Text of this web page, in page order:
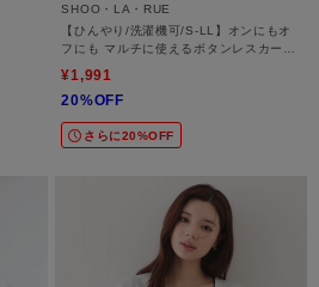
SHOO・LA・RUE
【ひんやり/洗濯機可/S-LL】オンにもオ
フにも マルチに使えるボタンレスカーデ
¥1,991
20%OFF
さらに20%OFF